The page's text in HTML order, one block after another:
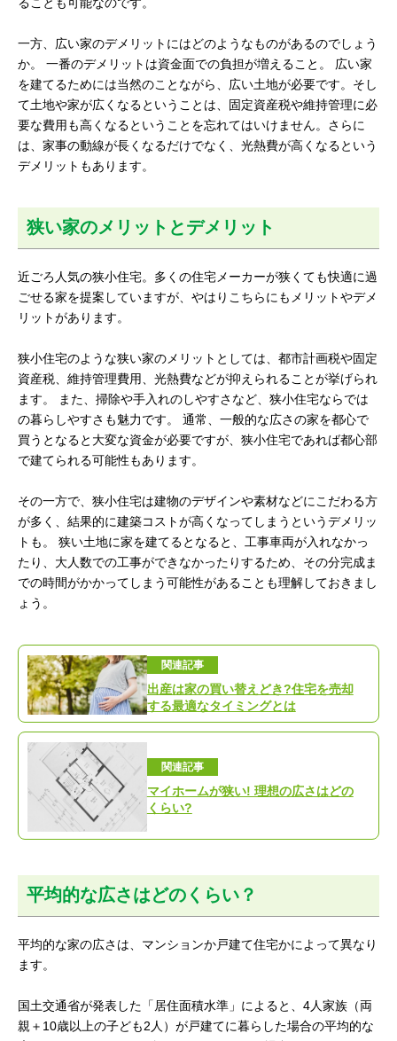
一方、広い家のデメリットにはどのようなものがあるのでしょう
か。 一番のデメリットは資金面での負担が増えること。 広い家
を建てるためには当然のことながら、広い土地が必要です。そし
て土地や家が広くなるということは、固定資産税や維持管理に必
要な費用も高くなるということを忘れてはいけません。さらに
は、家事の動線が長くなるだけでなく、光熱費が高くなるという
デメリットもあります。
狭い家のメリットとデメリット
近ごろ人気の狭小住宅。多くの住宅メーカーが狭くても快適に過
ごせる家を提案していますが、やはりこちらにもメリットやデメ
リットがあります。
狭小住宅のような狭い家のメリットとしては、都市計画税や固定
資産税、維持管理費用、光熱費などが抑えられることが挙げられ
ます。 また、掃除や手入れのしやすさなど、狭小住宅ならでは
の暮らしやすさも魅力です。 通常、一般的な広さの家を都心で
買うとなると大変な資金が必要ですが、狭小住宅であれば都心部
で建てられる可能性もあります。
その一方で、狭小住宅は建物のデザインや素材などにこだわる方
が多く、結果的に建築コストが高くなってしまうというデメリッ
トも。 狭い土地に家を建てるとなると、工事車両が入れなかっ
たり、大人数での工事ができなかったりするため、その分完成ま
での時間がかかってしまう可能性があることも理解しておきまし
ょう。
関連記事
出産は家の買い替えどき?住宅を売却
する最適なタイミングとは
関連記事
マイホームが狭い! 理想の広さはどの
くらい?
平均的な広さはどのくらい？
平均的な家の広さは、マンションか戸建て住宅かによって異なり
ます。
国土交通省が発表した「居住面積水準」によると、4人家族（両
親＋10歳以上の子ども2人）が戸建てに暮らした場合の平均的な